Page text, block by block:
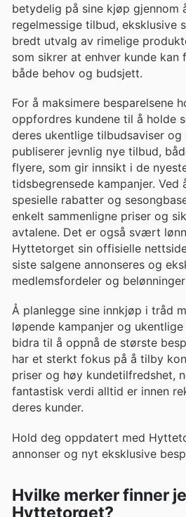
betydelig på sine kjøp gjennom
regelmessige tilbud, eksklusive
bredt utvalg av rimelige
som sikrer at enhver kunde kan
både behov og budsjett.
For å maksimere besparelsene
oppfordres kundene til å holde
deres ukentlige tilbudsaviser og
publiserer jevnlig nye tilbud,
flyere, som gir innsikt i de
tidsbegrensede kampanjer. Ved
spesielle rabatter og
enkelt sammenligne priser og
avtalene. Det er også svært
Hyttetorget sin offisielle
siste salgene annonseres og
medlemsfordeler og
Å planlegge sine innkjøp i tråd
løpende kampanjer og
bidra til å oppnå de største
har et sterkt fokus på å tilby
priser og høy kundetilfredshet,
fantastisk verdi alltid er innen
deres kunder.
Hold deg oppdatert med
annonser og nyt eksklusive
Hvilke merker finner
Hyttetorget?